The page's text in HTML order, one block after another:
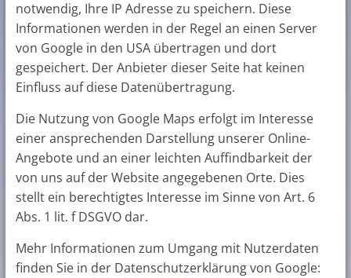
notwendig, Ihre IP Adresse zu speichern. Diese
Informationen werden in der Regel an einen Server
von Google in den USA übertragen und dort
gespeichert. Der Anbieter dieser Seite hat keinen
Einfluss auf diese Datenübertragung.
Die Nutzung von Google Maps erfolgt im Interesse
einer ansprechenden Darstellung unserer Online-
Angebote und an einer leichten Auffindbarkeit der
von uns auf der Website angegebenen Orte. Dies
stellt ein berechtigtes Interesse im Sinne von Art. 6
Abs. 1 lit. f DSGVO dar.
Mehr Informationen zum Umgang mit Nutzerdaten
finden Sie in der Datenschutzerklärung von Google: